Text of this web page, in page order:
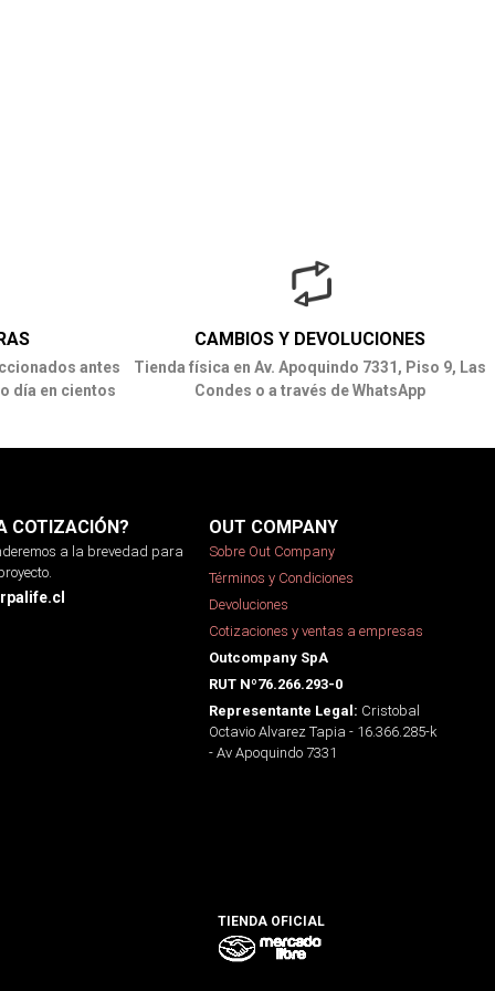
antes
día en cientos
CAMBIOS Y DEVOLUCIONES
Tienda física en Av. Apoquindo 7331, Piso 9, Las
Condes o a través de WhatsApp
COTIZACIÓN?
a la brevedad para
OUT COMPANY
Sobre Out Company
Términos y Condiciones
Devoluciones
Cotizaciones y ventas a empresas
Outcompany SpA
RUT Nº76.266.293-0
Representante Legal: Cristobal
Octavio Alvarez Tapia - 16.366.285-k
- Av Apoquindo 7331
TIENDA OFICIAL